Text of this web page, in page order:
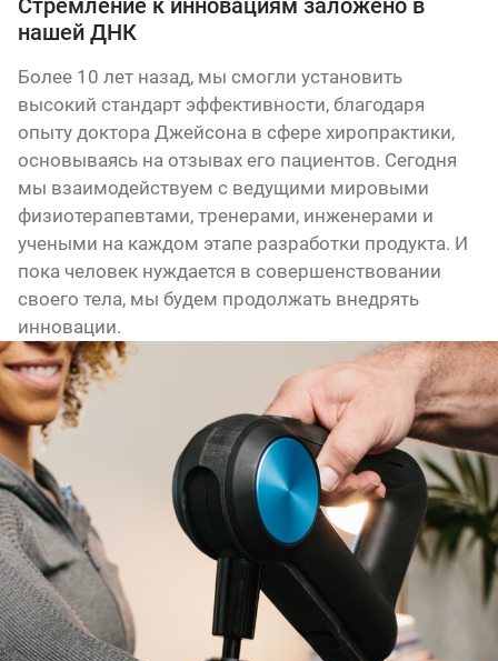
Стремление к инновациям заложено в
нашей ДНК
Более 10 лет назад, мы смогли установить
высокий стандарт эффективности, благодаря
опыту доктора Джейсона в сфере хиропрактики,
основываясь на отзывах его пациентов. Сегодня
мы взаимодействуем с ведущими мировыми
физиотерапевтами, тренерами, инженерами и
учеными на каждом этапе разработки продукта. И
пока человек нуждается в совершенствовании
своего тела, мы будем продолжать внедрять
инновации.